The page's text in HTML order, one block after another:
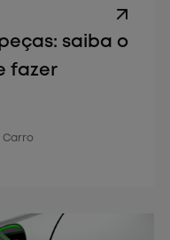
saiba o
fazer
Carro